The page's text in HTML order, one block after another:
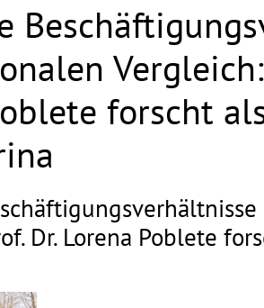
forscht
Dr. Lorena Poblete